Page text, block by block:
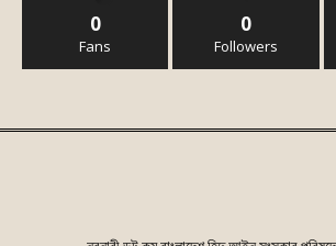
0
Fans
0
Followers